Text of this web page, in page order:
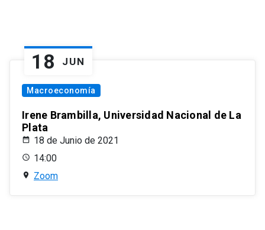
18 JUN
Macroeconomía
Irene Brambilla, Universidad Nacional de La
Plata
18 de Junio de 2021
14:00
Zoom